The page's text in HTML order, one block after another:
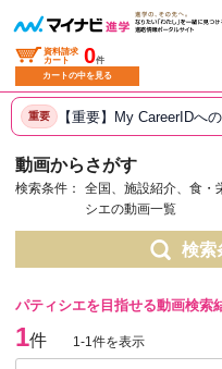
資料請求
カート
0件
カートの中を見る
重要 【重要】My CareerIDへ
動画からさがす
検索条件：
全国、施設紹介、食・
シエの動画一覧
検索
パティシエを目指せる動画検索
1件 1-1件を表示